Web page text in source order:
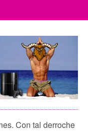
Con tal derroche